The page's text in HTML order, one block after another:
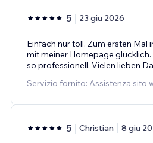
5 23 giu 2026
Einfach nur toll. Zum ersten Mal
mit meiner Homepage glücklich.
so professionell. Vielen lieben
Servizio fornito: Assistenza sito
5 Christian 8 giu